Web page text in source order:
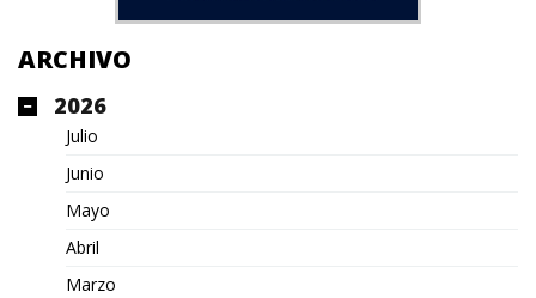
ARCHIVO
2026
Julio
Junio
Mayo
Abril
Marzo